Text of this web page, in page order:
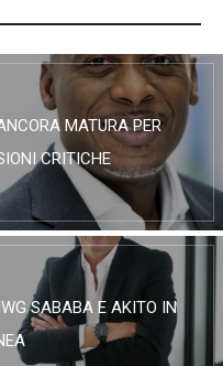
MATURA PER
CRITICHE
SABABA E AKITO IN